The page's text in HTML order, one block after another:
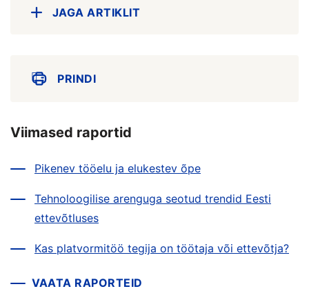
JAGA ARTIKLIT
PRINDI
Viimased raportid
Pikenev tööelu ja elukestev õpe
Tehnoloogilise arenguga seotud trendid Eesti
ettevõtluses
Kas platvormitöö tegija on töötaja või ettevõtja?
VAATA RAPORTEID